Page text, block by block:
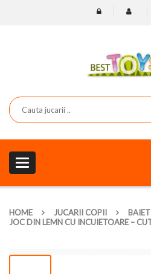
Toggle
navigation
HOME JUCARII COPII
JOC DIN LEMN CU INCUIETOARE –